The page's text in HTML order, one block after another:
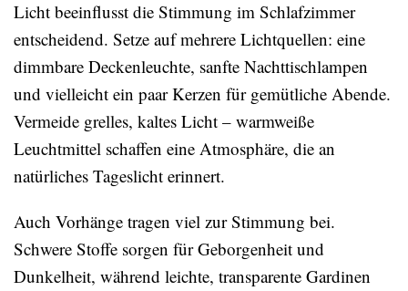
Licht beeinflusst die Stimmung im Schlafzimmer
entscheidend. Setze auf mehrere Lichtquellen: eine
dimmbare Deckenleuchte, sanfte Nachttischlampen
und vielleicht ein paar Kerzen für gemütliche Abende.
Vermeide grelles, kaltes Licht – warmweiße
Leuchtmittel schaffen eine Atmosphäre, die an
natürliches Tageslicht erinnert.
Auch Vorhänge tragen viel zur Stimmung bei.
Schwere Stoffe sorgen für Geborgenheit und
Dunkelheit, während leichte, transparente Gardinen